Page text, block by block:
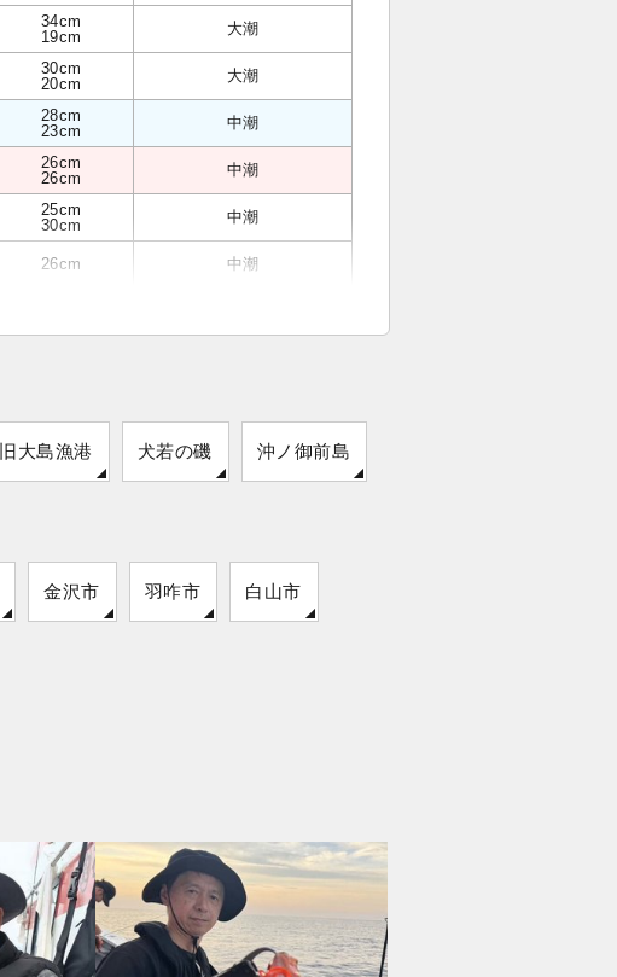
34cm
19cm
大潮
30cm
20cm
大潮
28cm
23cm
中潮
26cm
26cm
中潮
25cm
30cm
中潮
26cm 中潮
旧大島漁港 犬若の磯 沖ノ御前島
金沢市 羽咋市 白山市